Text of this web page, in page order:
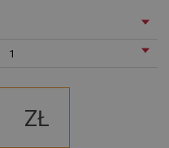
1
ZŁ